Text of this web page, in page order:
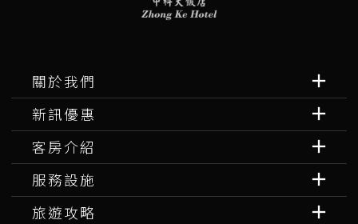
關於我們
新訊優惠
客房介紹
服務設施
旅遊攻略